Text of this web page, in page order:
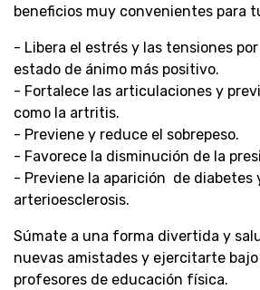
beneficios muy convenientes para
- Libera el estrés y las tensiones
estado de ánimo más positivo.
- Fortalece las articulaciones y
como la artritis.
- Previene y reduce el sobrepeso.
- Favorece la disminución de la
- Previene la aparición de diabetes
arterioesclerosis.
Súmate a una forma divertida y
nuevas amistades y ejercitarte
profesores de educación física.